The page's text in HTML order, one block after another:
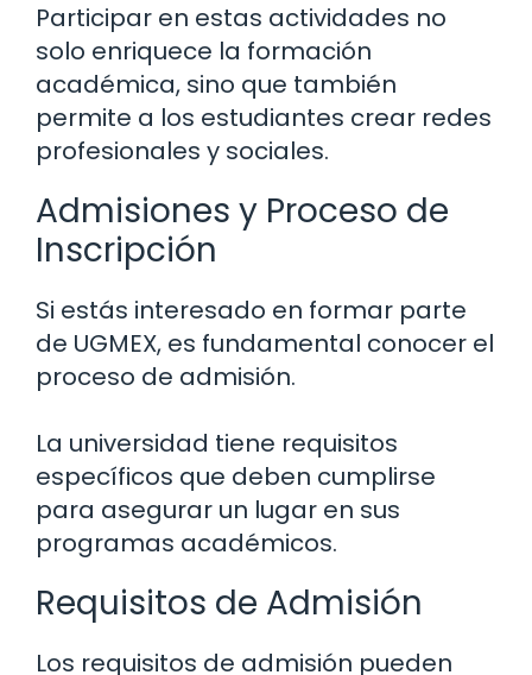
Participar en estas actividades no
solo enriquece la formación
académica, sino que también
permite a los estudiantes crear redes
profesionales y sociales.
Admisiones y Proceso de
Inscripción
Si estás interesado en formar parte
de UGMEX, es fundamental conocer el
proceso de admisión.
La universidad tiene requisitos
específicos que deben cumplirse
para asegurar un lugar en sus
programas académicos.
Requisitos de Admisión
Los requisitos de admisión pueden